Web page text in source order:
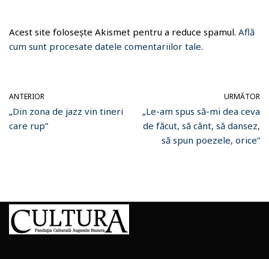
Acest site folosește Akismet pentru a reduce spamul. Află
cum sunt procesate datele comentariilor tale.
ANTERIOR
„Din zona de jazz vin tineri
care rup”
URMĂTOR
„Le-am spus să-mi dea ceva
de făcut, să cânt, să dansez,
să spun poezele, orice”